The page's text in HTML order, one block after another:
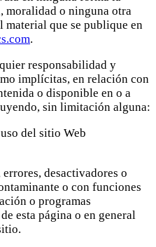
moralidad o ninguna otra
que se publique en
.
responsabilidad y
implícitas, en relación con
o disponible en o a
sin limitación alguna:
del sitio Web
desactivadores o
o con funciones
o programas
esta página o en general